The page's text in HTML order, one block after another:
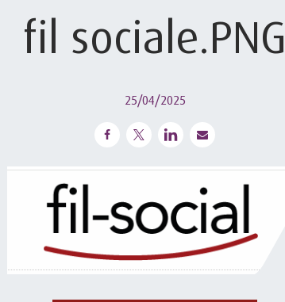
fil sociale.PNG
25/04/2025